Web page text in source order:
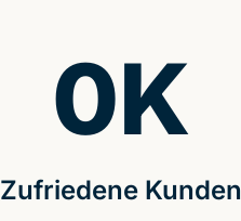
Zufriedene Kunden
0K